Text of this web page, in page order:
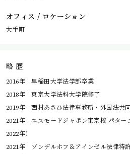
オフィス / ロケーション
大手町
略 歴
2016年 早稲田大学法学部卒業
2018年 東京大学法科大学院修了
2019年 西村あさひ法律事務所・外国法共同
2021年 エスモードジャポン東京校 パター
2022年）
2021年 ゾンデルホフ＆アインゼル法律特許